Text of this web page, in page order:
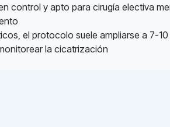
control y apto para cirugía electiva
el protocolo suele ampliarse a 7-
la cicatrización